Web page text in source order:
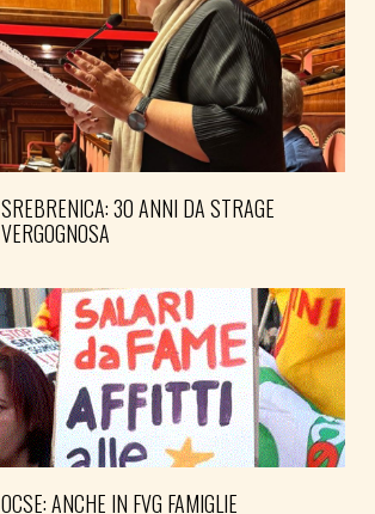
SREBRENICA: 30 ANNI DA STRAGE
VERGOGNOSA
OCSE: ANCHE IN FVG FAMIGLIE